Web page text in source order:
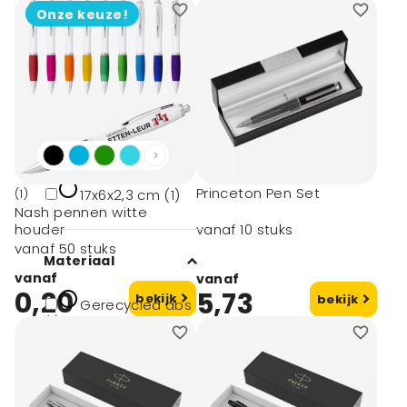
Waterman (1)
Afmeting
Ø2,8x16 cm (1)
14,5x2,1x2 cm (1)
17x6,5x1,5 cm (1)
17x6x2,3 cm (1)
Materiaal
Gerecycled abs
(1)
Gerecycled
aluminium (1)
Gerecycled
Onze keuze!
(1)
Nash pennen witte
houder
vanaf 50 stuks
vanaf
0,20 bekijk
Princeton Pen Set
vanaf 10 stuks
vanaf
5,73 bekijk